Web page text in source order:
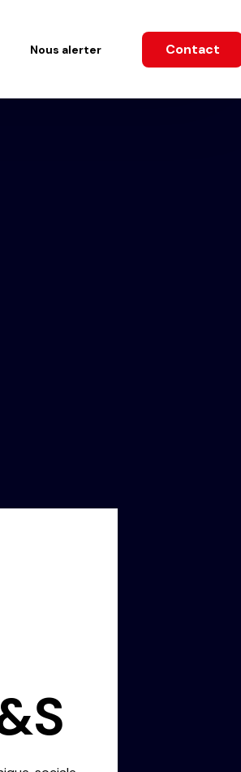
Nous alerter Contact